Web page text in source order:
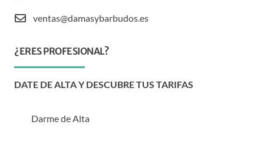
ventas@damasybarbudos.es
¿ERES PROFESIONAL?
DATE DE ALTA Y DESCUBRE TUS TARIFAS
Darme de Alta